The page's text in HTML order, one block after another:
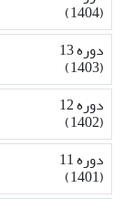
(1404)
دوره 13
(1403)
دوره 12
(1402)
دوره 11
(1401)